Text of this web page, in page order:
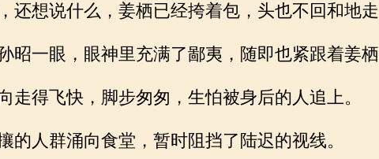
想说什么，姜栖已经挎着包，头也不回和地走
一眼，眼神里充满了鄙夷，随即也紧跟着姜栖
得飞快，脚步匆匆，生怕被身后的人追上。
人群涌向食堂，暂时阻挡了陆迟的视线。